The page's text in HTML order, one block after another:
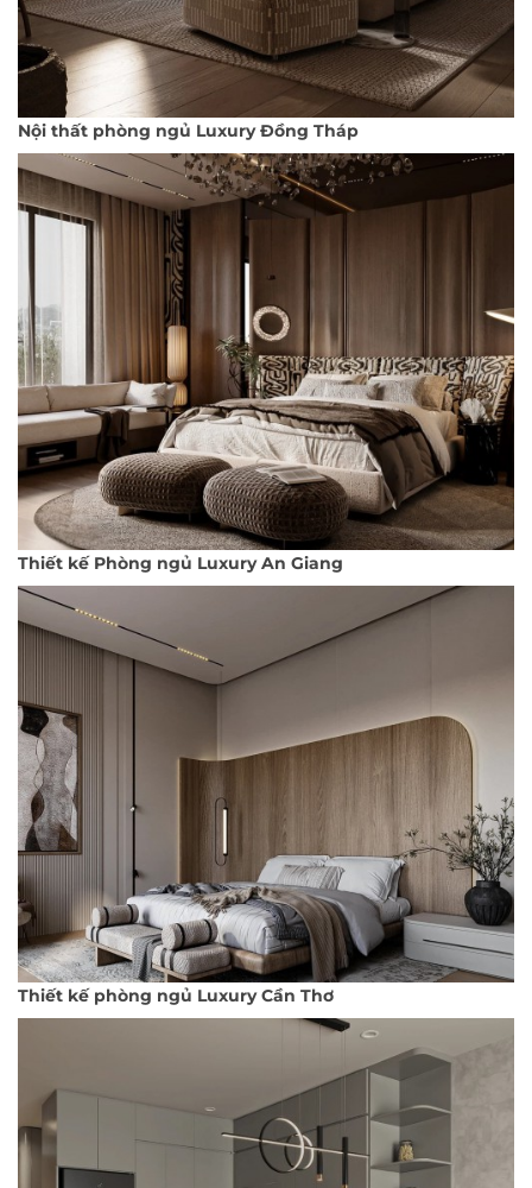
Nội thất phòng ngủ Luxury Đồng Tháp
Thiết kế Phòng ngủ Luxury An Giang
Thiết kế phòng ngủ Luxury Cần Thơ